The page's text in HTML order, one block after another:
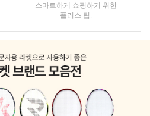
스마트하게 쇼핑하기 위한
플러스 팁!